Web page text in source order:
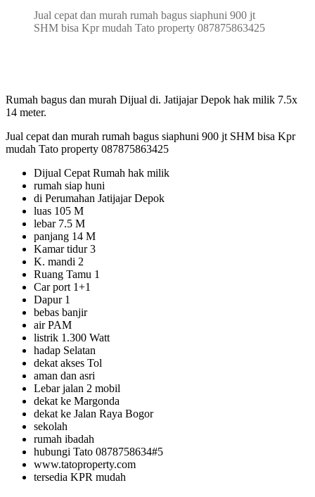
Jual cepat dan murah rumah bagus siaphuni 900 jt
SHM bisa Kpr mudah Tato property 087875863425
Rumah bagus dan murah Dijual di. Jatijajar Depok hak milik 7.5x
14 meter.
Jual cepat dan murah rumah bagus siaphuni 900 jt SHM bisa Kpr
mudah Tato property 087875863425
Dijual Cepat Rumah hak milik
rumah siap huni
di Perumahan Jatijajar Depok
luas 105 M
lebar 7.5 M
panjang 14 M
Kamar tidur 3
K. mandi 2
Ruang Tamu 1
Car port 1+1
Dapur 1
bebas banjir
air PAM
listrik 1.300 Watt
hadap Selatan
dekat akses Tol
aman dan asri
Lebar jalan 2 mobil
dekat ke Margonda
dekat ke Jalan Raya Bogor
sekolah
rumah ibadah
hubungi Tato 0878758634#5
www.tatoproperty.com
tersedia KPR mudah